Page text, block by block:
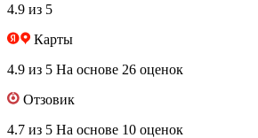
4.9 из 5
Карты
4.9 из 5 На основе 26 оценок
Отзовик
4.7 из 5 На основе 10 оценок